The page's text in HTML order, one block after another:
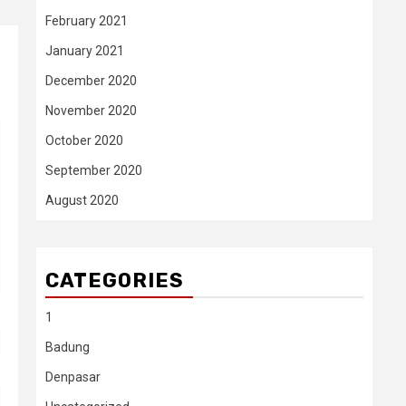
February 2021
January 2021
December 2020
November 2020
October 2020
September 2020
August 2020
CATEGORIES
1
Badung
Denpasar